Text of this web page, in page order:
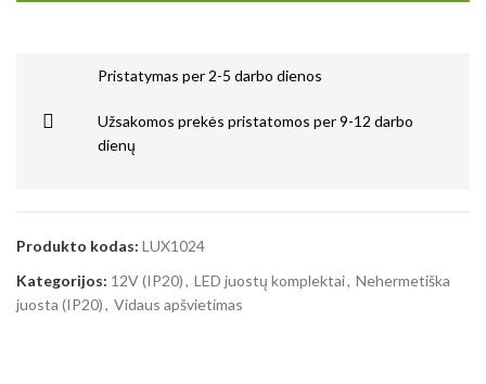
Pristatymas per 2-5 darbo dienos
Užsakomos prekės pristatomos per 9-12 darbo
dienų
Produkto kodas: LUX1024
Kategorijos: 12V (IP20), LED juostų komplektai, Nehermetiška
juosta (IP20), Vidaus apšvietimas